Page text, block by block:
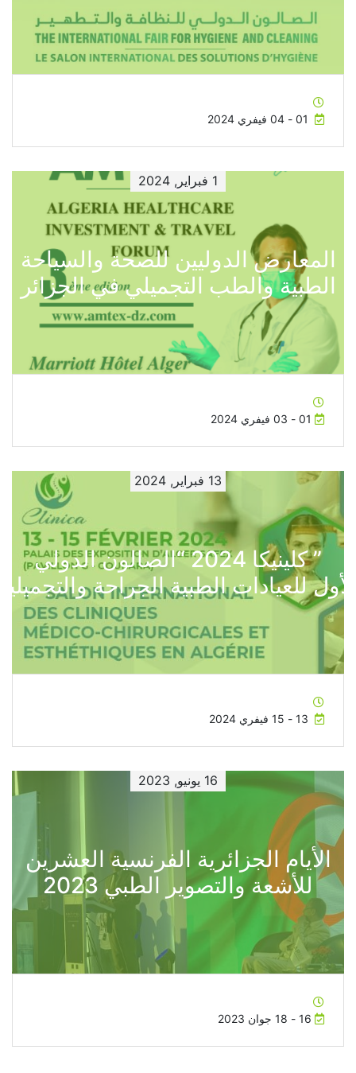
1 فبراير, 2024
المعارض الدوليين للصحة والسياحة
الطبية والطب التجميلي في الجزائر
01 - 03 فيفري 2024
13 فبراير, 2024
” كلينيكا 2024 “الصالون الدولي
للعيادات الطبية الجراحة
16 يونيو, 2023
الأيام الجزائرية الفرنسية العشرين
للأشعة والتصوير الطبي 2023
16 - 18 جوان 2023